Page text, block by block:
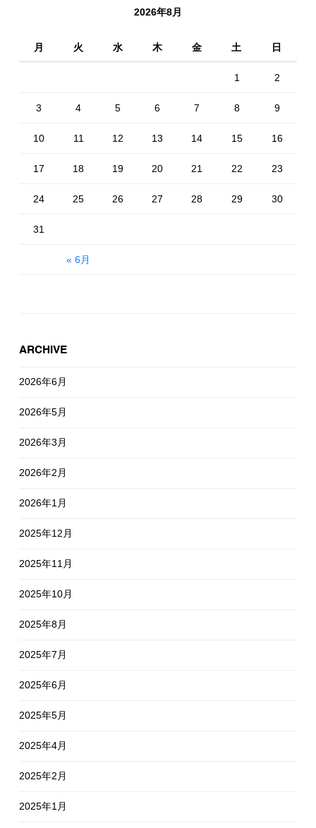
2026年8月
月 火 水 木 金 土 日
« 6月
1 2
3 4 5 6 7 8 9
10 11 12 13 14 15 16
17 18 19 20 21 22 23
24 25 26 27 28 29 30
31
ARCHIVE
2026年6月
2026年5月
2026年3月
2026年2月
2026年1月
2025年12月
2025年11月
2025年10月
2025年8月
2025年7月
2025年6月
2025年5月
2025年4月
2025年2月
2025年1月